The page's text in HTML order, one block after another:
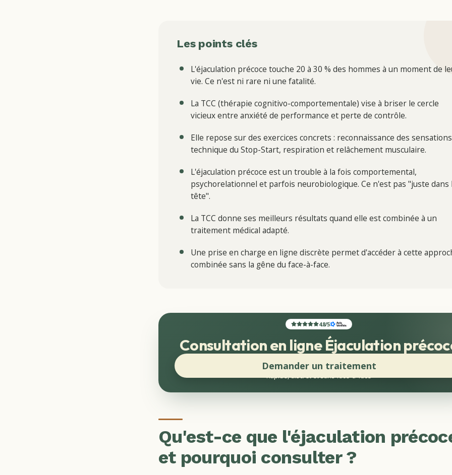
Les points clés
L'éjaculation précoce touche 20 à 30 % des hommes à un moment de
vie. Ce n'est ni rare ni une fatalité.
La TCC (thérapie cognitivo-comportementale) vise à briser le cercle
vicieux entre anxiété de performance et perte de contrôle.
Elle repose sur des exercices concrets : reconnaissance des
technique du Stop-Start, respiration et relâchement musculaire.
L'éjaculation précoce est un trouble à la fois comportemental,
psychorelationnel et parfois neurobiologique. Ce n'est pas "juste dans
tête".
La TCC donne ses meilleurs résultats quand elle est combinée à un
traitement médical adapté.
Une prise en charge en ligne discrète permet d'accéder à cette
combinée sans la gêne du face-à-face.
4.8/5
Consultation en ligne Éjaculation
Demander un traitement
Rapide, discret et sans face-à-face
Qu'est-ce que l'éjaculation
et pourquoi consulter ?